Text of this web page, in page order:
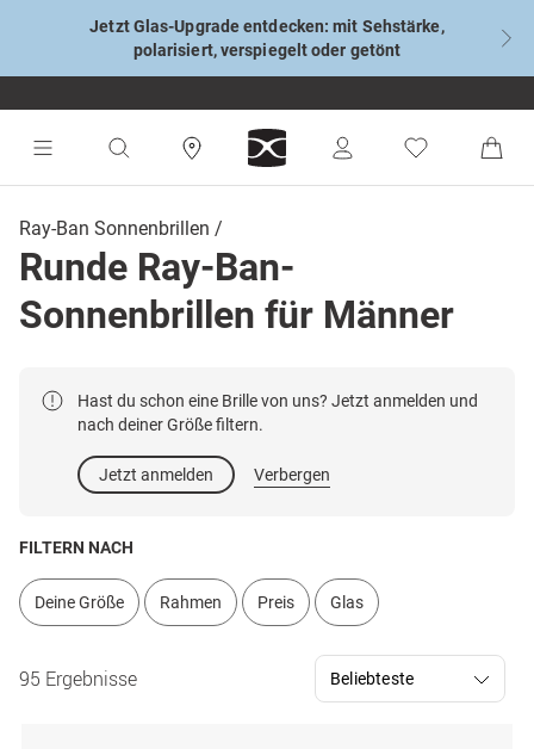
Jetzt Glas-Upgrade entdecken: mit Sehstärke,
polarisiert, verspiegelt oder getönt
Ray-Ban Sonnenbrillen
Runde Ray-Ban-
Sonnenbrillen für Männer
Hast du schon eine Brille von uns? Jetzt anmelden und
nach deiner Größe filtern.
Jetzt anmelden Verbergen
FILTERN NACH
Deine Größe Rahmen Preis Glas
95 Ergebnisse